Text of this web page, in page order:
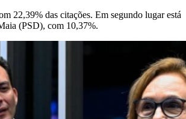
22,39% das citações. Em segundo lugar está
(PSD), com 10,37%.